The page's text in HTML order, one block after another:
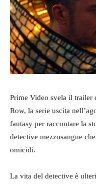
Prime Video svela il trailer
Row, la serie uscita
fantasy per raccontare la
detective mezzosangue
omicidi.
La vita del detective è